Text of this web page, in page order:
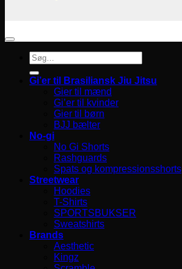
Søg
efter:
Gi’er til Brasiliansk Jiu Jitsu
Gier til mænd
Gi’er til kvinder
Gier til børn
BJJ bælter
No-gi
No Gi Shorts
Rashguards
Spats og kompressionsshorts
Streetwear
Hoodies
T-Shirts
SPORTSBUKSER
Sweatshirts
Brands
Aesthetic
Kingz